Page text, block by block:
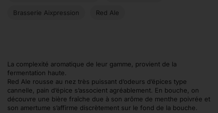
Brasserie Aixpression Red Ale
La complexité aromatique de leur gamme, provient de la
fermentation haute.
Red Ale rousse au nez très puissant d’odeurs d’épices type
cannelle, pain d’épice s’associent agréablement. En bouche, on
découvre une bière fraîche due à son arôme de menthe poivrée et
son amertume s’affirme discrètement sur le fond de la bouche.